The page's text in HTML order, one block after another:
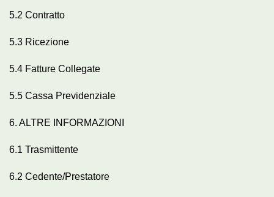
5.2 Contratto
5.3 Ricezione
5.4 Fatture Collegate
5.5 Cassa Previdenziale
6. ALTRE INFORMAZIONI
6.1 Trasmittente
6.2 Cedente/Prestatore